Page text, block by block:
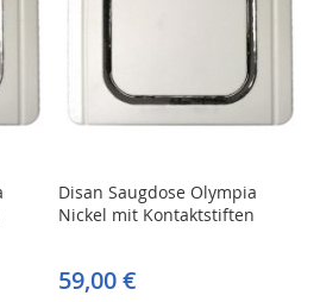
Disan Saugdose Olympia
Nickel mit Kontaktstiften
59,00 €